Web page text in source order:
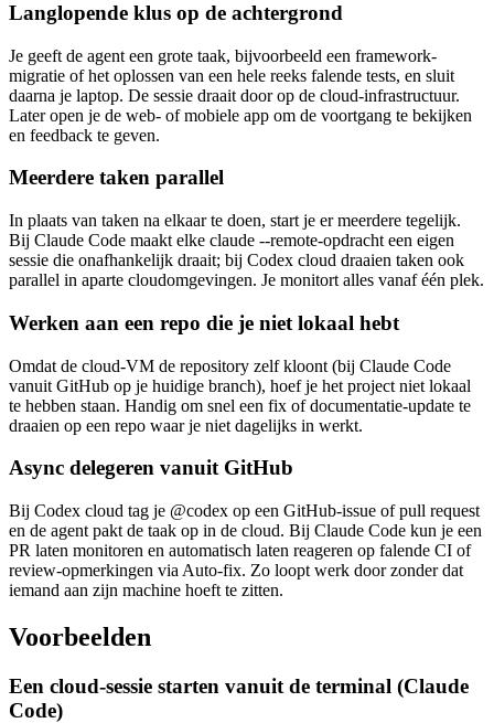
Langlopende klus op de achtergrond
Je geeft de agent een grote taak, bijvoorbeeld een framework-
migratie of het oplossen van een hele reeks falende tests, en sluit
daarna je laptop. De sessie draait door op de cloud-infrastructuur.
Later open je de web- of mobiele app om de voortgang te bekijken
en feedback te geven.
Meerdere taken parallel
In plaats van taken na elkaar te doen, start je er meerdere tegelijk.
Bij Claude Code maakt elke claude --remote-opdracht een eigen
sessie die onafhankelijk draait; bij Codex cloud draaien taken ook
parallel in aparte cloudomgevingen. Je monitort alles vanaf één plek.
Werken aan een repo die je niet lokaal hebt
Omdat de cloud-VM de repository zelf kloont (bij Claude Code
vanuit GitHub op je huidige branch), hoef je het project niet lokaal
te hebben staan. Handig om snel een fix of documentatie-update te
draaien op een repo waar je niet dagelijks in werkt.
Async delegeren vanuit GitHub
Bij Codex cloud tag je @codex op een GitHub-issue of pull request
en de agent pakt de taak op in de cloud. Bij Claude Code kun je een
PR laten monitoren en automatisch laten reageren op falende CI of
review-opmerkingen via Auto-fix. Zo loopt werk door zonder dat
iemand aan zijn machine hoeft te zitten.
Voorbeelden
Een cloud-sessie starten vanuit de terminal (Claude
Code)